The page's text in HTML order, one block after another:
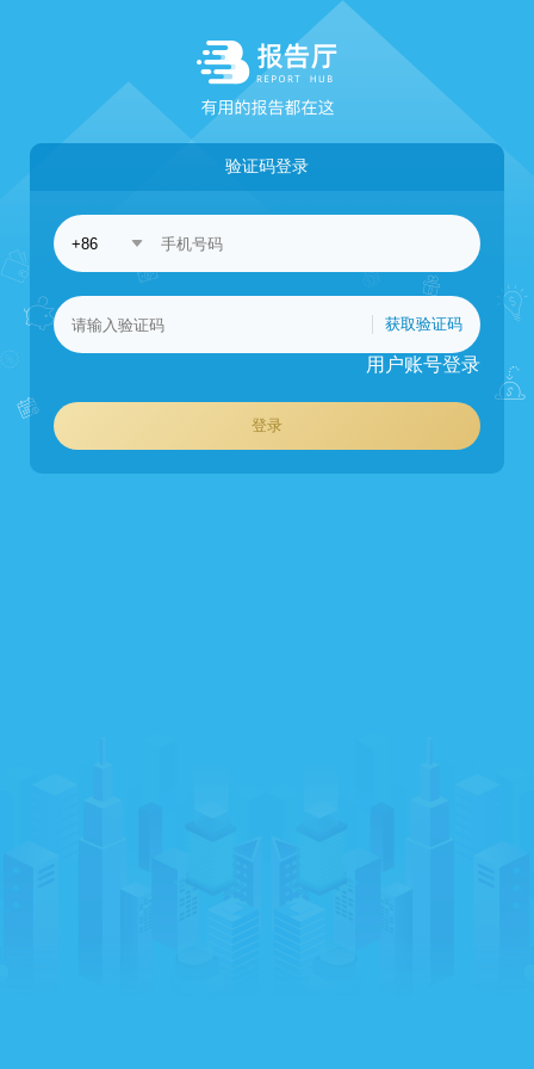
验证码登录
获取验证码
用户账号登录
登录